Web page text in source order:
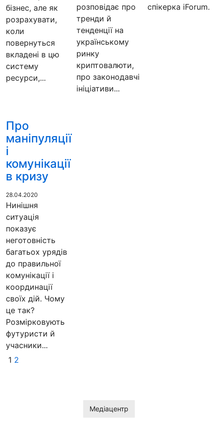
бізнес, але як
розрахувати,
коли
повернуться
вкладені в цю
систему
ресурси,...
розповідає про
тренди й
тенденції на
українському
ринку
криптовалюти,
про законодавчі
ініціативи...
спікерка iForum.
Про
маніпуляції
і
комунікації
в кризу
28.04.2020
Нинішня
ситуація
показує
неготовність
багатьох урядів
до правильної
комунікації і
координації
своїх дій. Чому
це так?
Розмірковують
футуристи й
учасники...
1 2
Медіацентр